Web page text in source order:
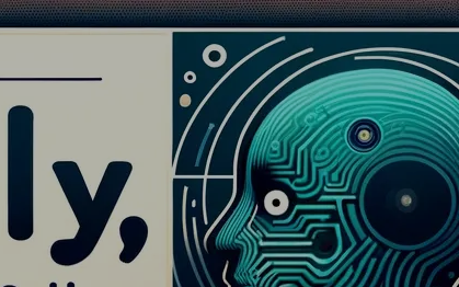
태그 카테고리 링크 소개 🇰🇷 한국어